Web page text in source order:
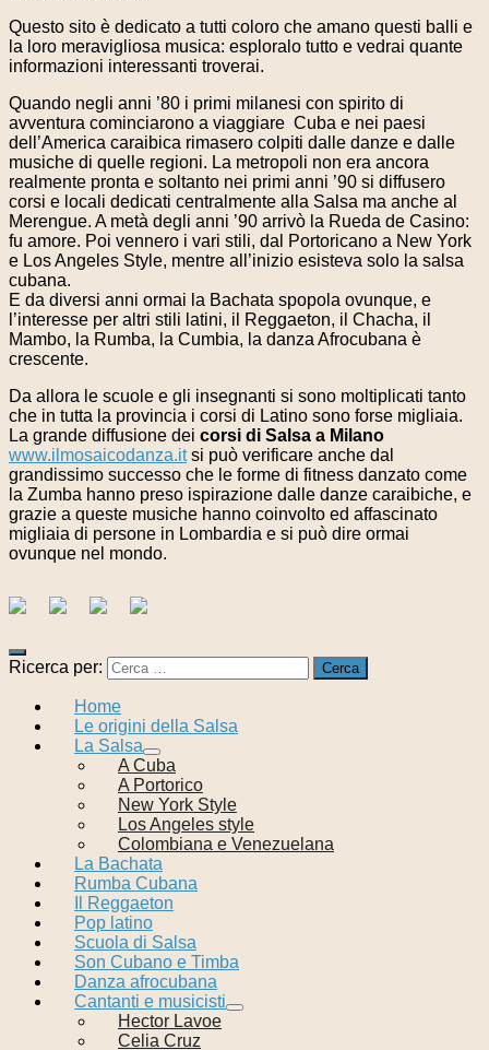
Questo sito è dedicato a tutti coloro che amano questi balli e
la loro meravigliosa musica: esploralo tutto e vedrai quante
informazioni interessanti troverai.
Quando negli anni ’80 i primi milanesi con spirito di
avventura cominciarono a viaggiare Cuba e nei paesi
dell’America caraibica rimasero colpiti dalle danze e dalle
musiche di quelle regioni. La metropoli non era ancora
realmente pronta e soltanto nei primi anni ’90 si diffusero
corsi e locali dedicati centralmente alla Salsa ma anche al
Merengue. A metà degli anni ’90 arrivò la Rueda de Casino:
fu amore. Poi vennero i vari stili, dal Portoricano a New York
e Los Angeles Style, mentre all’inizio esisteva solo la salsa
cubana.
E da diversi anni ormai la Bachata spopola ovunque, e
l’interesse per altri stili latini, il Reggaeton, il Chacha, il
Mambo, la Rumba, la Cumbia, la danza Afrocubana è
crescente.
Da allora le scuole e gli insegnanti si sono moltiplicati tanto
che in tutta la provincia i corsi di Latino sono forse migliaia.
La grande diffusione dei corsi di Salsa a Milano
www.ilmosaicodanza.itsi può verificare anche dal
grandissimo successo che le forme di fitness danzato come
la Zumba hanno preso ispirazione dalle danze caraibiche, e
grazie a queste musiche hanno coinvolto ed affascinato
migliaia di persone in Lombardia e si può dire ormai
ovunque nel mondo.
Ricerca per:
Home
Le origini della Salsa
La Salsa
A Cuba
A Portorico
New York Style
Los Angeles style
Colombiana e Venezuelana
La Bachata
Rumba Cubana
Il Reggaeton
Pop latino
Scuola di Salsa
Son Cubano e Timba
Danza afrocubana
Cantanti e musicisti
Hector Lavoe
Celia Cruz